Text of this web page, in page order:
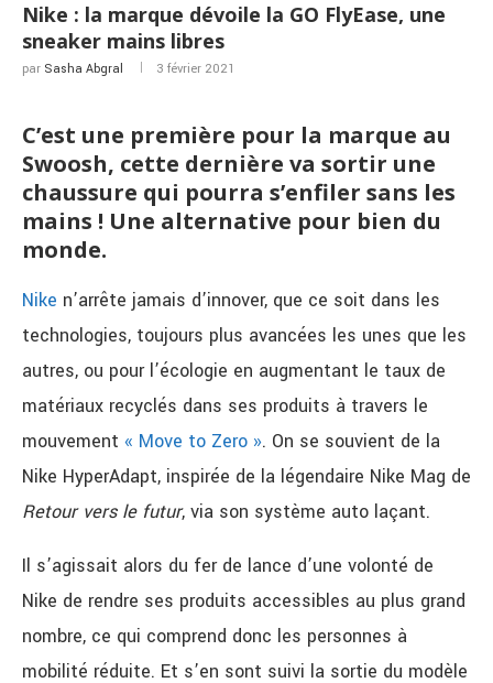
Nike : la marque dévoile la GO FlyEase, une
sneaker mains libres
par Sasha Abgral 3 février 2021
C’est une première pour la marque au
Swoosh, cette dernière va sortir une
chaussure qui pourra s’enfiler sans les
mains ! Une alternative pour bien du
monde.
Nike n’arrête jamais d’innover, que ce soit dans les
technologies, toujours plus avancées les unes que les
autres, ou pour l’écologie en augmentant le taux de
matériaux recyclés dans ses produits à travers le
mouvement « Move to Zero ». On se souvient de la
Nike HyperAdapt, inspirée de la légendaire Nike Mag de
Retour vers le futur, via son système auto laçant.
Il s’agissait alors du fer de lance d’une volonté de
Nike de rendre ses produits accessibles au plus grand
nombre, ce qui comprend donc les personnes à
mobilité réduite. Et s’en sont suivi la sortie du modèle